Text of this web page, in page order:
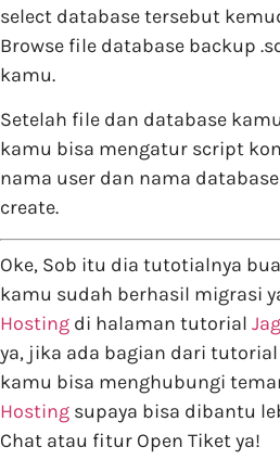
select database tersebut
Browse file database backup
kamu.
Setelah file dan database
kamu bisa mengatur script
nama user dan nama
create.
Oke, Sob itu dia tutotialnya
kamu sudah berhasil migrasi
Hosting di halaman tutorial
ya, jika ada bagian dari
kamu bisa menghubungi
Hosting supaya bisa dibantu
Chat atau fitur Open Tiket ya!